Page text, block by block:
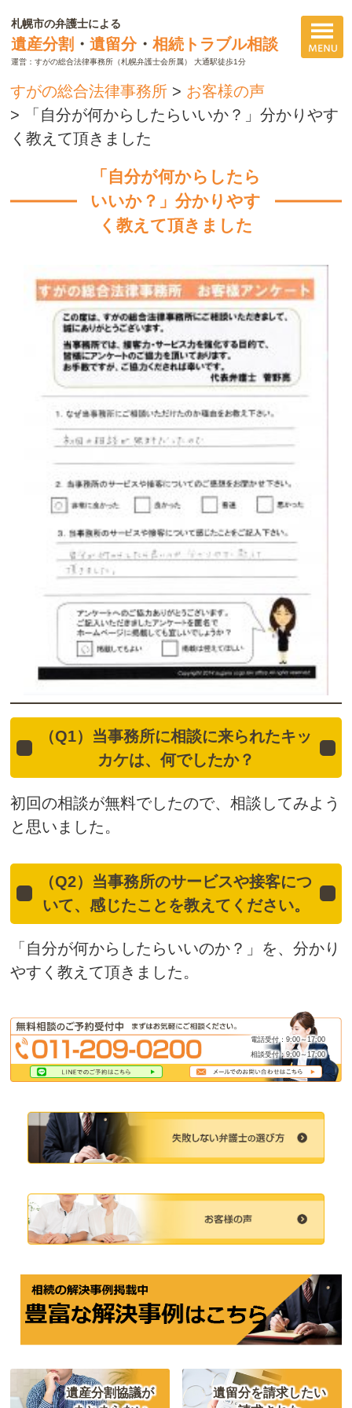
札幌市の弁護士による
遺産分割 ・ 遺留分・ 相続トラブル相談
運営：すがの総合法律事務所（札幌弁護士会所属） 大通駅徒歩1分
すがの総合法律事務所 > お客様の声
>
「自分が何からしたらいいか？」分かりやす
く教えて頂きました
「自分が何からしたら
いいか？」分かりやす
く教えて頂きました
（Q1）当事務所に相談に来られたキッ
カケは、何でしたか？
初回の相談が無料でしたので、相談してみよう
と思いました。
（Q2）当事務所のサービスや接客につ
いて、感じたことを教えてください。
「自分が何からしたらいいのか？」を、分かり
やすく教えて頂きました。
相談受付：9:00～17:00
電話受付：9:00～17:00
遺産分割協議が
遺留分を請求したい